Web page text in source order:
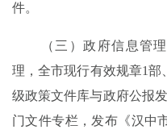
件。
（三）政府信息管
理 ，全市现行有效规章1部
级政策文件库与政府公报
门文件专栏，发布《汉中